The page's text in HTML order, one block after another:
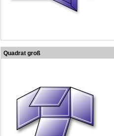
Quadrat groß